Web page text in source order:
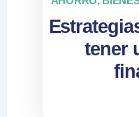
tener